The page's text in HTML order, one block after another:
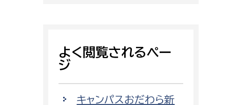
よく閲覧されるペー
ジ
キャンパスおだわら新